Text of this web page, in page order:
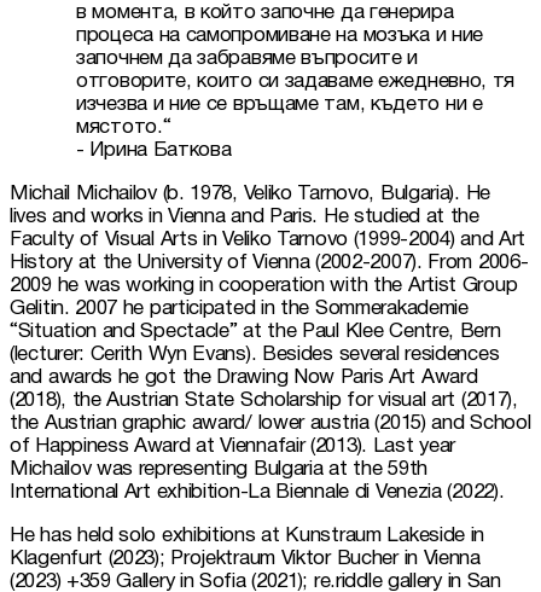
в момента, в който започне да генерира
процеса на самопромиване на мозъка и ние
започнем да забравяме въпросите и
отговорите, които си задаваме ежедневно, тя
изчезва и ние се връщаме там, където ни е
мястото.“
- Ирина Баткова
Michail Michailov (b. 1978, Veliko Tarnovo, Bulgaria). He
lives and works in Vienna and Paris. He studied at the
Faculty of Visual Arts in Veliko Tarnovo (1999-2004) and Art
History at the University of Vienna (2002-2007). From 2006-
2009 he was working in cooperation with the Artist Group
Gelitin. 2007 he participated in the Sommerakademie
“Situation and Spectacle” at the Paul Klee Centre, Bern
(lecturer: Cerith Wyn Evans). Besides several residences
and awards he got the Drawing Now Paris Art Award
(2018), the Austrian State Scholarship for visual art (2017),
the Austrian graphic award/ lower austria (2015) and School
of Happiness Award at Viennafair (2013). Last year
Michailov was representing Bulgaria at the 59th
International Art exhibition-La Biennale di Venezia (2022).
He has held solo exhibitions at Kunstraum Lakeside in
Klagenfurt (2023); Projektraum Viktor Bucher in Vienna
(2023) +359 Gallery in Sofia (2021); re.riddle gallery in San